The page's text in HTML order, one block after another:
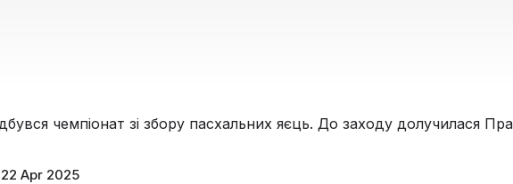
22 Apr 2025